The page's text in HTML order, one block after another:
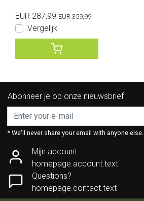
EUR 287,99 EUR 359,99
Vergelijk
Abonneer je op onze nieuwsbrief
* We'll never share your email with anyone else.
Mijn account
homepage.account.text
Questions?
homepage.contact.text